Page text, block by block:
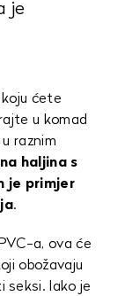
je
ćete
u komad
raznim
haljina s
je primjer
.
a, ova će
obožavaju
seksi. Iako je